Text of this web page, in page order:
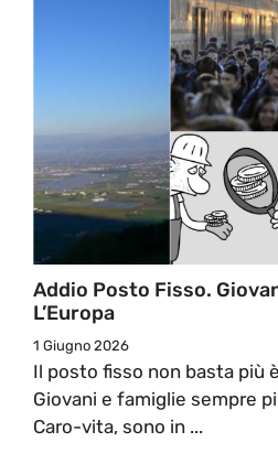
Addio Posto Fisso.
L’Europa
1 Giugno 2026
Il posto fisso non basta più
Giovani e famiglie sempre
Caro-vita, sono in ...